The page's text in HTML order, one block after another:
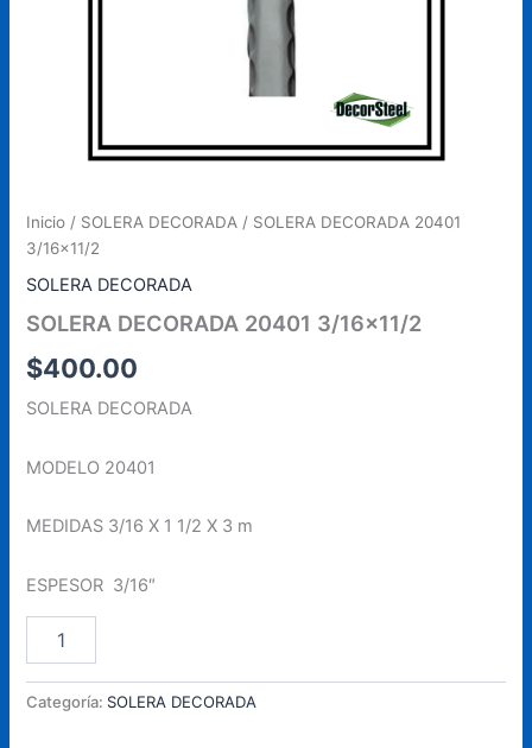
Inicio / SOLERA DECORADA / SOLERA DECORADA 20401
3/16×11/2
SOLERA DECORADA
SOLERA DECORADA 20401 3/16×11/2
$400.00
SOLERA DECORADA
MODELO 20401
MEDIDAS 3/16 X 1 1/2 X 3 m
ESPESOR 3/16″
DECORADA
3/16x11/2
Categoría: SOLERA DECORADA